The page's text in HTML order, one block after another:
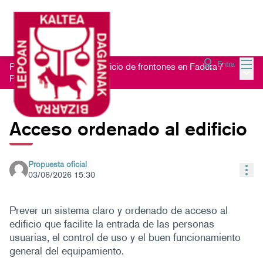
Entra
Proceso participativo edificio de frontones en Fadura /
Propuestas
Acceso ordenado al edificio
Propuesta oficial
03/06/2026 15:30
Prever un sistema claro y ordenado de acceso al
edificio que facilite la entrada de las personas
usuarias, el control de uso y el buen funcionamiento
general del equipamiento.